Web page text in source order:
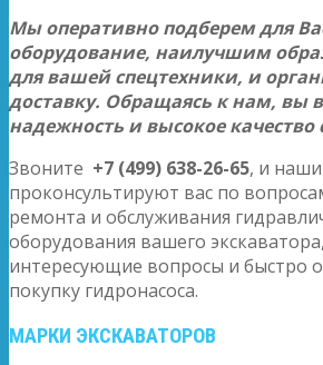
Мы оперативно подберем для
оборудование, наилучшим
для вашей спецтехники, и
доставку. Обращаясь к нам, вы
надежность и высокое качество
Звоните +7 (499) 638-26-65, и
проконсультируют вас по
ремонта и обслуживания
оборудования вашего
интересующие вопросы и быстро
покупку гидронасоса.
МАРКИ ЭКСКАВАТОРОВ